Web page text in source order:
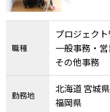
職種
プロジェク
一般事務・
その他事務
勤務地
北海道 宮城
福岡県